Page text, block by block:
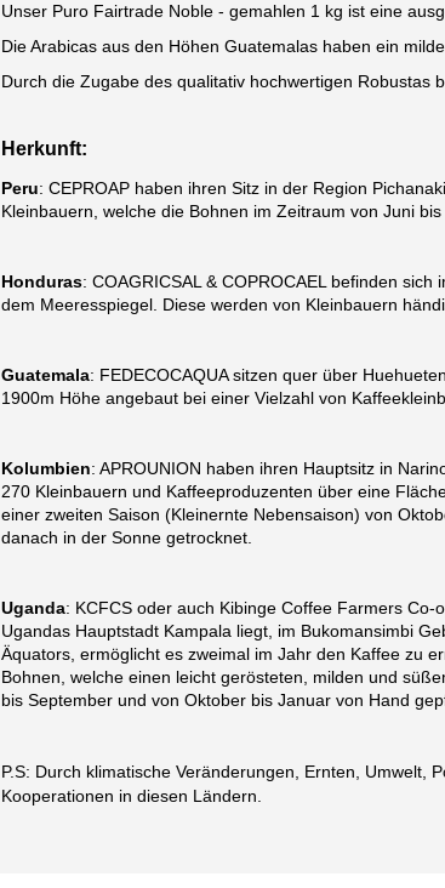
Unser Puro Fairtrade Noble - gemahlen 1 kg ist eine
Die Arabicas aus den Höhen Guatemalas haben ein
Durch die Zugabe des qualitativ hochwertigen Robustas
Herkunft:
Peru: CEPROAP haben ihren Sitz in der Region
Kleinbauern, welche die Bohnen im Zeitraum von Juni
Honduras: COAGRICSAL & COPROCAEL befinden
dem Meeresspiegel. Diese werden von Kleinbauern
Guatemala: FEDECOCAQUA sitzen quer über
1900m Höhe angebaut bei einer Vielzahl von
Kolumbien: APROUNION haben ihren Hauptsitz in
270 Kleinbauern und Kaffeeproduzenten über eine
einer zweiten Saison (Kleinernte Nebensaison) von
danach in der Sonne getrocknet.
Uganda: KCFCS oder auch Kibinge Coffee Farmers
Ugandas Hauptstadt Kampala liegt, im Bukomansimbi
Äquators, ermöglicht es zweimal im Jahr den Kaffee zu
Bohnen, welche einen leicht gerösteten, milden und
bis September und von Oktober bis Januar von Hand
P.S: Durch klimatische Veränderungen, Ernten,
Kooperationen in diesen Ländern.